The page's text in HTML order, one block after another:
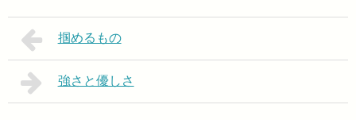
掴めるもの
強さと優しさ